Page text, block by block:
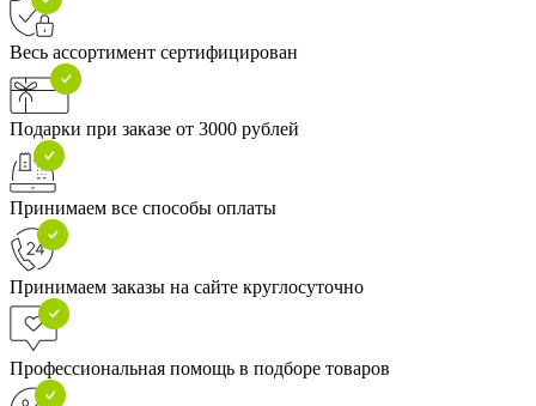
Весь ассортимент сертифицирован
Подарки при заказе от 3000 рублей
Принимаем все способы оплаты
Принимаем заказы на сайте круглосуточно
Профессиональная помощь в подборе товаров